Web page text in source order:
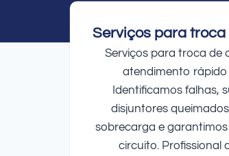
Serviços para
Serviços para troca de
atendimento rápido
Identificamos falhas,
disjuntores
sobrecarga e
circuito. Profissional